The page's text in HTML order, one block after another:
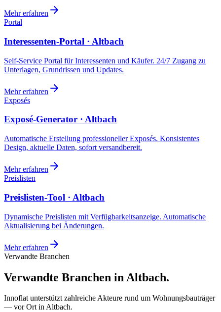
Mehr erfahren
Portal
Interessenten-Portal · Altbach
Self-Service Portal für Interessenten und Käufer. 24/7 Zugang zu
Unterlagen, Grundrissen und Updates.
Mehr erfahren
Exposés
Exposé-Generator · Altbach
Automatische Erstellung professioneller Exposés. Konsistentes
Design, aktuelle Daten, sofort versandbereit.
Mehr erfahren
Preislisten
Preislisten-Tool · Altbach
Dynamische Preislisten mit Verfügbarkeitsanzeige. Automatische
Aktualisierung bei Änderungen.
Mehr erfahren
Verwandte Branchen
Verwandte Branchen in Altbach.
Innoflat unterstützt zahlreiche Akteure rund um Wohnungsbauträger
— vor Ort in Altbach.